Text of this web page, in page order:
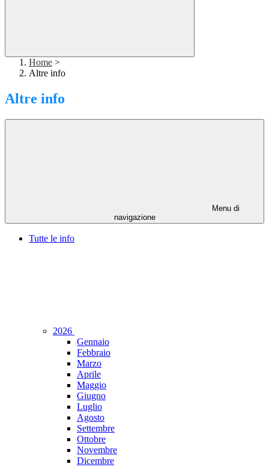
Home >
Altre info
Altre info
Menu di
navigazione
Tutte le info
2026
Gennaio
Febbraio
Marzo
Aprile
Maggio
Giugno
Luglio
Agosto
Settembre
Ottobre
Novembre
Dicembre